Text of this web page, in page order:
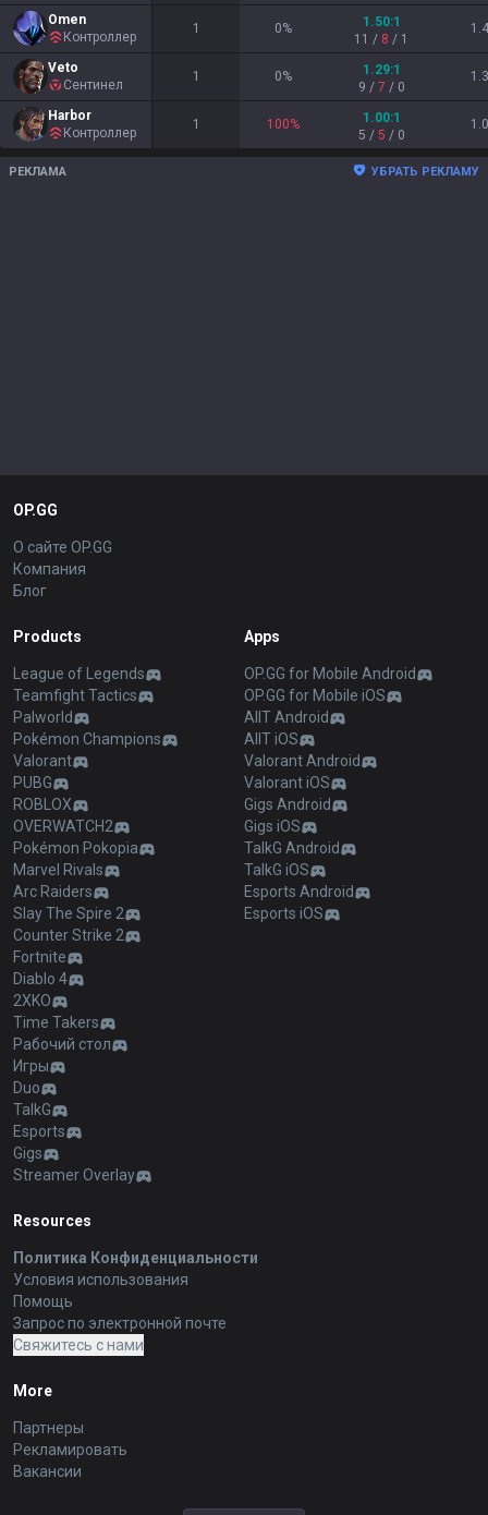
Omen
Контроллер
1 0% 1.50:1
11 / 8 / 1
1.4
Veto
Сентинел
1 0% 1.29:1
9 / 7 / 0
1.3
Harbor
Контроллер
1 100% 1.00:1
5 / 5 / 0
1.0
РЕКЛАМА УБРАТЬ РЕКЛАМУ
OP.GG
О сайте OP.GG
Компания
Блог
Products
League of Legends
Teamfight Tactics
Palworld
Pokémon Champions
Valorant
PUBG
ROBLOX
OVERWATCH2
Pokémon Pokopia
Marvel Rivals
Arc Raiders
Slay The Spire 2
Counter Strike 2
Fortnite
Diablo 4
2XKO
Time Takers
Рабочий стол
Игры
Duo
TalkG
Esports
Gigs
Streamer Overlay
Apps
OP.GG for Mobile Android
OP.GG for Mobile iOS
AllT Android
AllT iOS
Valorant Android
Valorant iOS
Gigs Android
Gigs iOS
TalkG Android
TalkG iOS
Esports Android
Esports iOS
Resources
Политика Конфиденциальности
Условия использования
Помощь
Запрос по электронной почте
Свяжитесь с нами
More
Партнеры
Рекламировать
Вакансии